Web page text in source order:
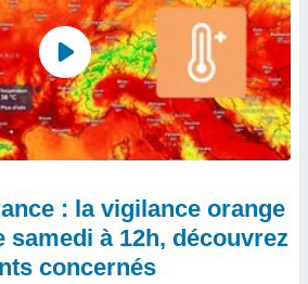
: la vigilance orange
samedi à 12h, découvrez
concernés